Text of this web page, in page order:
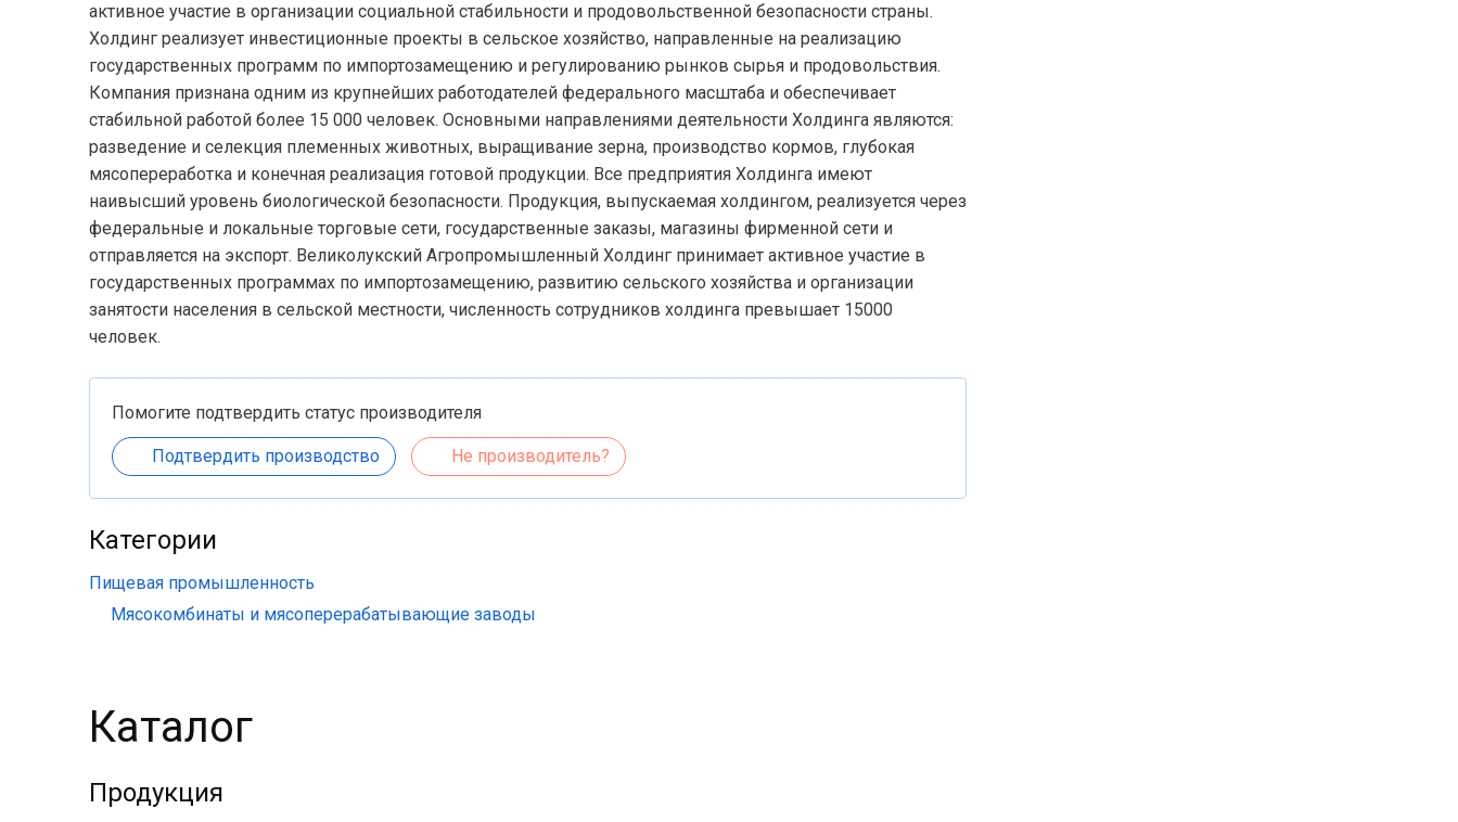
активное участие в организации социальной стабильности и продовольственной безопасности страны.
Холдинг реализует инвестиционные проекты в сельское хозяйство, направленные на реализацию
государственных программ по импортозамещению и регулированию рынков сырья и продовольствия.
Компания признана одним из крупнейших работодателей федерального масштаба и обеспечивает
стабильной работой более 15 000 человек. Основными направлениями деятельности Холдинга являются:
разведение и селекция племенных животных, выращивание зерна, производство кормов, глубокая
мясопереработка и конечная реализация готовой продукции. Все предприятия Холдинга имеют
наивысший уровень биологической безопасности. Продукция, выпускаемая холдингом, реализуется через
федеральные и локальные торговые сети, государственные заказы, магазины фирменной сети и
отправляется на экспорт. Великолукский Агропромышленный Холдинг принимает активное участие в
государственных программах по импортозамещению, развитию сельского хозяйства и организации
занятости населения в сельской местности, численность сотрудников холдинга превышает 15000
человек.
Помогите подтвердить статус производителя
Подтвердить производство Не производитель?
Категории
Пищевая промышленность
Мясокомбинаты и мясоперерабатывающие заводы
Каталог
Продукция